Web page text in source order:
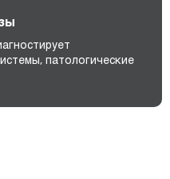
патологические